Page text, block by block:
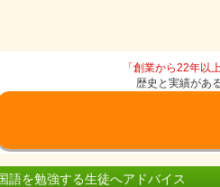
「創業から22年以
歴史と実績があ
語を勉強する生徒へアドバイス